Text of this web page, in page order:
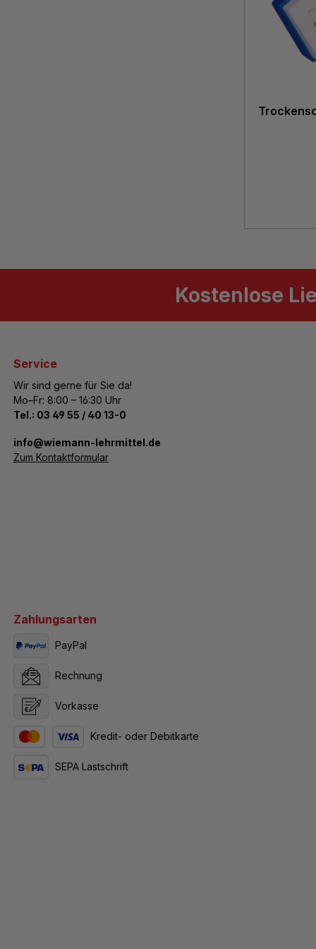
Kostenlose
Service
Wir sind gerne für Sie da!
Mo–Fr: 8:00 – 16:30 Uhr
Tel.: 03 49 55 / 40 13-0
­info@wiemann-lehrmittel.de
Zum Kontaktformular
Zahlungsarten
PayPal
Rechnung
Vorkasse
Kredit- oder Debitkarte
SEPA Lastschrift